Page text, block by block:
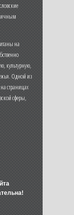
на
культурную,
Одной из
страницах
сферы,